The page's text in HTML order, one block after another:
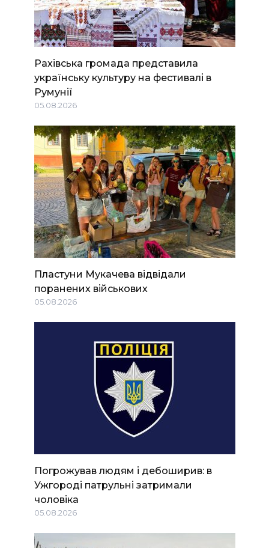
Рахівська громада представила
українську культуру на фестивалі в
Румунії
05.08.2026
Пластуни Мукачева відвідали
поранених військових
05.08.2026
Погрожував людям і дебоширив: в
Ужгороді патрульні затримали
чоловіка
05.08.2026